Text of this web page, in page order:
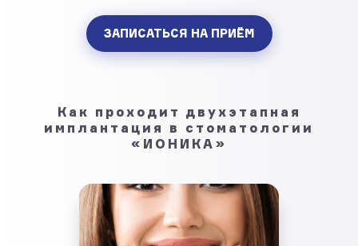
ЗАПИСАТЬСЯ НА ПРИЁМ
Как проходит двухэтапная
имплантация в стоматологии
«ИОНИКА»